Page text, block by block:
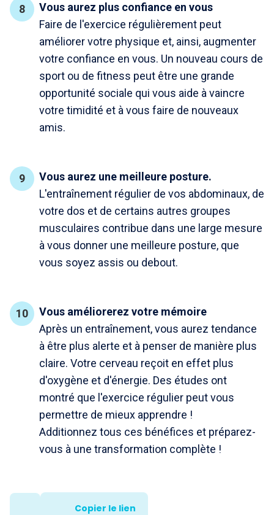
Vous aurez plus confiance en vous
Faire de l'exercice régulièrement peut
améliorer votre physique et, ainsi, augmenter
votre confiance en vous. Un nouveau cours de
sport ou de fitness peut être une grande
opportunité sociale qui vous aide à vaincre
votre timidité et à vous faire de nouveaux
amis.
Vous aurez une meilleure posture.
L'entraînement régulier de vos abdominaux, de
votre dos et de certains autres groupes
musculaires contribue dans une large mesure
à vous donner une meilleure posture, que
vous soyez assis ou debout.
Vous améliorerez votre mémoire
Après un entraînement, vous aurez tendance
à être plus alerte et à penser de manière plus
claire. Votre cerveau reçoit en effet plus
d'oxygène et d'énergie. Des études ont
montré que l'exercice régulier peut vous
permettre de mieux apprendre !
Additionnez tous ces bénéfices et préparez-
vous à une transformation complète !
Copier le lien